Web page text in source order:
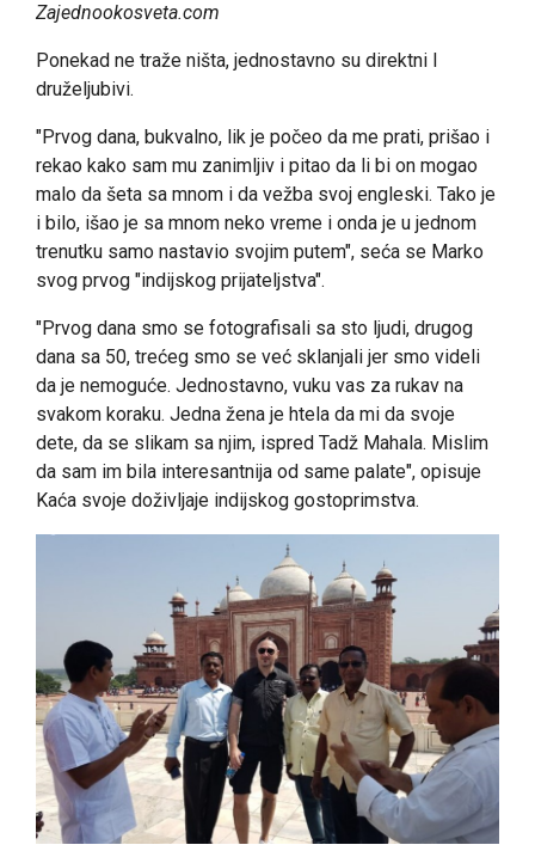
Zajednookosveta.com
Ponekad ne traže ništa, jednostavno su direktni I
druželjubivi.
"Prvog dana, bukvalno, lik je počeo da me prati, prišao i
rekao kako sam mu zanimljiv i pitao da li bi on mogao
malo da šeta sa mnom i da vežba svoj engleski. Tako je
i bilo, išao je sa mnom neko vreme i onda je u jednom
trenutku samo nastavio svojim putem", seća se Marko
svog prvog "indijskog prijateljstva".
"Prvog dana smo se fotografisali sa sto ljudi, drugog
dana sa 50, trećeg smo se već sklanjali jer smo videli
da je nemoguće. Jednostavno, vuku vas za rukav na
svakom koraku. Jedna žena je htela da mi da svoje
dete, da se slikam sa njim, ispred Tadž Mahala. Mislim
da sam im bila interesantnija od same palate", opisuje
Kaća svoje doživljaje indijskog gostoprimstva.